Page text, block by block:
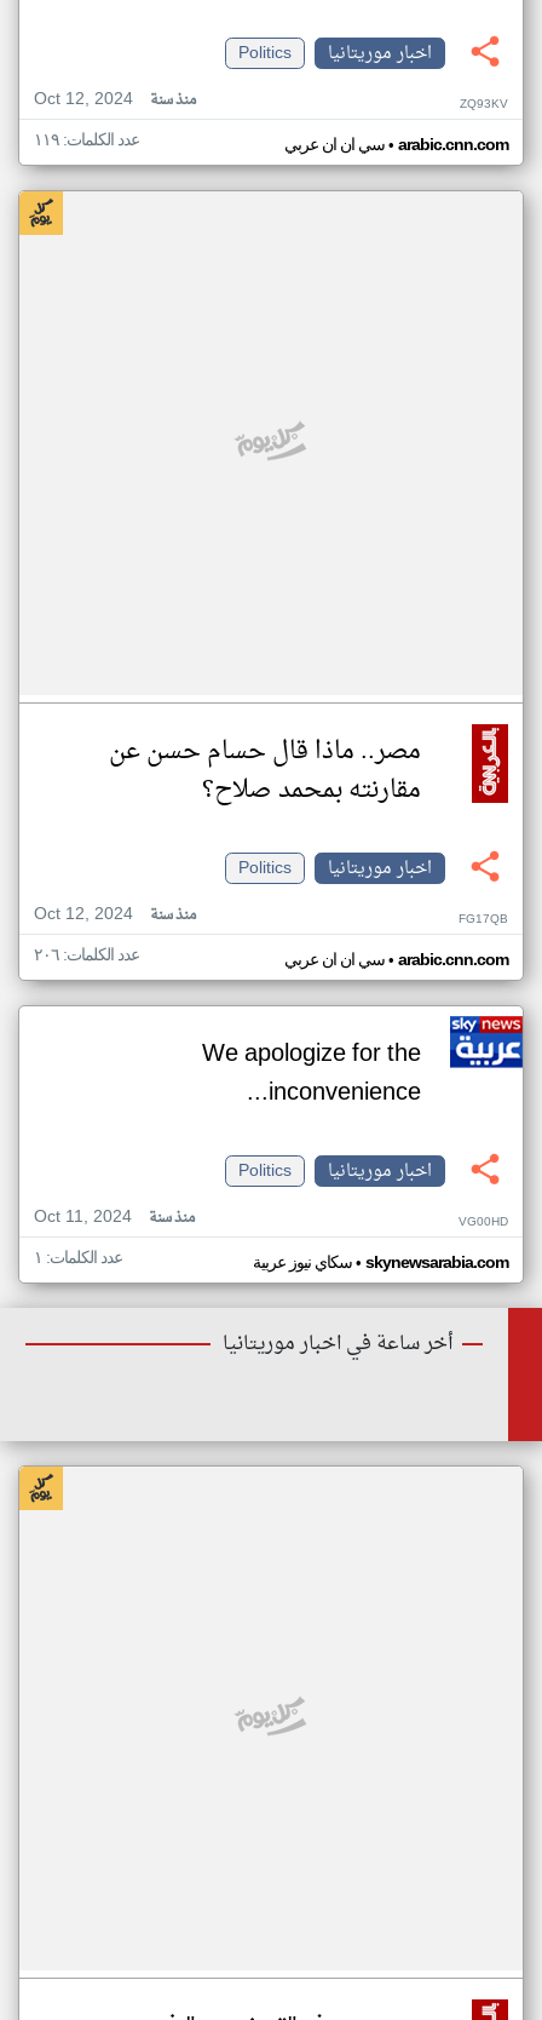
اخبار موريتانيا
Politics
Oct 12, 2024
منذ سنة ZQ93KV
سي ان ان عربي• arabic.cnn.com عدد الكلمات: ١١٩
مصر.. ماذا قال حسام حسن عن
مقارنته بمحمد صلاح؟
اخبار موريتانيا
Politics
Oct 12, 2024
منذ سنة FG17QB
سي ان ان عربي• arabic.cnn.com عدد الكلمات: ٢٠٦
We apologize for the
inconvenience...
اخبار موريتانيا
Politics
Oct 11, 2024
منذ سنة VG00HD
سكاي نيوز عربية• skynewsarabia.com عدد الكلمات: ١
أخر ساعة في اخبار موريتانيا